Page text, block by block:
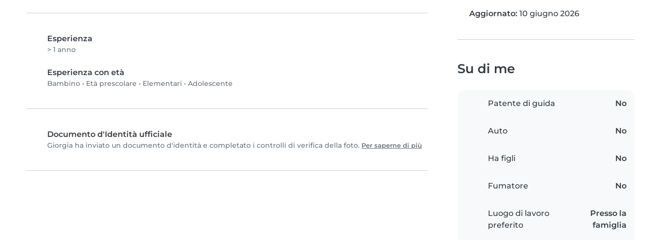
Esperienza
> 1 anno
Esperienza con età
Bambino • Età prescolare • Elementari • Adolescente
Documento d'Identità ufficiale
Giorgia ha inviato un documento d'identità e completato i controlli di verifica della foto. Per saperne di più
Aggiornato: 10 giugno 2026
Su di me
Patente di guida No
Auto No
Ha figli No
Fumatore No
Luogo di lavoro
preferito
Presso la
famiglia